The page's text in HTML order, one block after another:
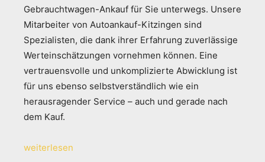
Gebrauchtwagen-Ankauf für Sie unterwegs. Unsere
Mitarbeiter von Autoankauf-Kitzingen sind
Spezialisten, die dank ihrer Erfahrung zuverlässige
Werteinschätzungen vornehmen können. Eine
vertrauensvolle und unkomplizierte Abwicklung ist
für uns ebenso selbstverständlich wie ein
herausragender Service – auch und gerade nach
dem Kauf.
weiterlesen